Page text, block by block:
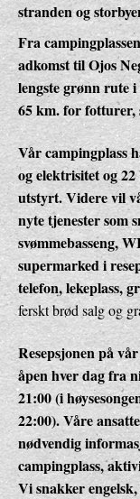
stranden og
Fra
adkomst til Ojos
lengste grønn rute
65 km. for
Vår campingplass
og elektrisitet og
utstyrt. Videre vil
nyte tjenester som
svømmebasseng,
supermarked i
telefon, lekeplass,
ferskt brød salg og
Resepsjonen på
åpen hver dag fra
21:00 (i
22:00). Våre
nødvendig
campingplass,
Vi snakker